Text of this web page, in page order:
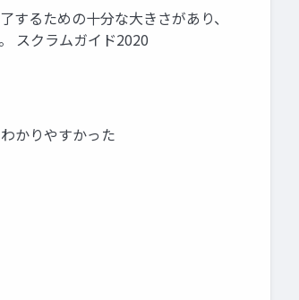
るための十分な大きさがあり、
スクラムガイド2020
かりやすかった